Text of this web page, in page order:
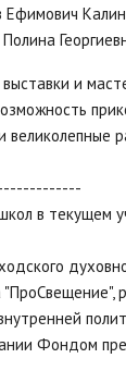
и
великолепные
в текущем
Фондом